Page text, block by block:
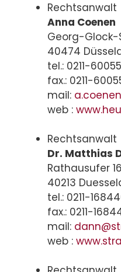
Rechtsanwalt
Anna Coenen
Georg-
40474
tel.: 0211-
fax.: 0211-
mail:
web :
Rechtsanwalt
Dr. Matthias
Rathausufer 16
40213
tel.: 0211-
fax.: 0211-
mail:
web :